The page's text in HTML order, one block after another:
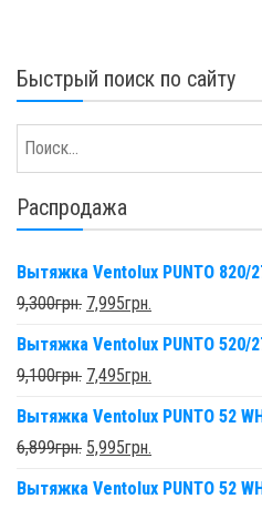
Быстрый поиск по сайту
Распродажа
Вытяжка Ventolux PUNTO 820/
9,300грн. 7,995грн.
Вытяжка Ventolux PUNTO 520/
9,100грн. 7,495грн.
Вытяжка Ventolux PUNTO 52
6,899грн. 5,995грн.
Вытяжка Ventolux PUNTO 52